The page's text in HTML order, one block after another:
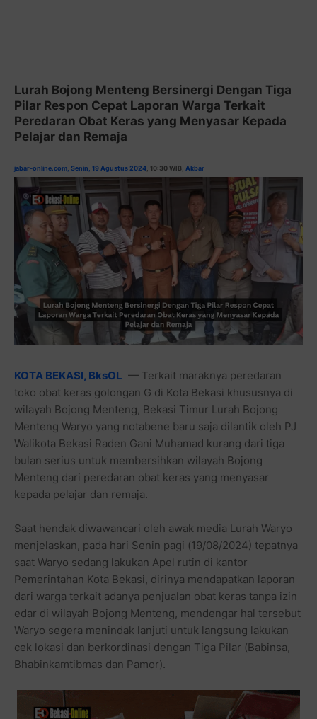
Lurah Bojong Menteng Bersinergi Dengan Tiga
Pilar Respon Cepat Laporan Warga Terkait
Peredaran Obat Keras yang Menyasar Kepada
Pelajar dan Remaja
jabar-online.com, Senin, 19 Agustus 2024 , 10:30 WIB, Akbar
KOTA BEKASI, BksOL — Terkait maraknya peredaran
toko obat keras golongan G di Kota Bekasi khususnya di
wilayah Bojong Menteng, Bekasi Timur Lurah Bojong
Menteng Waryo yang notabene baru saja dilantik oleh PJ
Walikota Bekasi Raden Gani Muhamad kurang dari tiga
bulan serius untuk membersihkan wilayah Bojong
Menteng dari peredaran obat keras yang menyasar
kepada pelajar dan remaja.
Saat hendak diwawancari oleh awak media Lurah Waryo
menjelaskan, pada hari Senin pagi (19/08/2024) tepatnya
saat Waryo sedang lakukan Apel rutin di kantor
Pemerintahan Kota Bekasi, dirinya mendapatkan laporan
dari warga terkait adanya penjualan obat keras tanpa izin
edar di wilayah Bojong Menteng, mendengar hal tersebut
Waryo segera menindak lanjuti untuk langsung lakukan
cek lokasi dan berkordinasi dengan Tiga Pilar (Babinsa,
Bhabinkamtibmas dan Pamor).